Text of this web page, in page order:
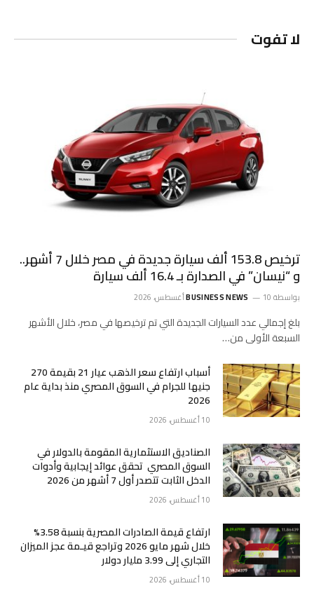
لا تفوت
ترخيص 153.8 ألف سيارة جديدة في مصر خلال 7 أشهر..
و “نيسان” في الصدارة بـ 16.4 ألف سيارة
بواسطة BUSINESS NEWS 10 أغسطس، 2026
بلغ إجمالي عدد السيارات الجديدة التي تم ترخيصها في مصر، خلال الأشهر
السبعة الأولى من…
أسباب ارتفاع سعر الذهب عيار 21 بقيمة 270
جنيها للجرام في السوق المصري منذ بداية عام
2026
10 أغسطس، 2026
الصناديق الاستثمارية المقومة بالدولار في
السوق المصري تحقق عوائد إيجابية وأدوات
الدخل الثابت تتصدر أول 7 أشهر من 2026
10 أغسطس، 2026
ارتفاع قيمة الصادرات المصرية بنسبة 3.58%
خلال شهر مايو 2026 وتراجع قيـمة عجز الميزان
التجاري إلى 3.99 مليار دولار
10 أغسطس، 2026